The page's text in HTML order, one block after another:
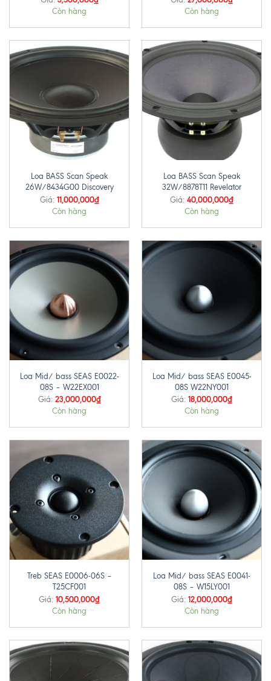
Còn hàng Còn hàng
Loa BASS Scan Speak
26W/8434G00 Discovery
Giá: 11,000,000₫
Còn hàng
Loa BASS Scan Speak
32W/8878T11 Revelator
Giá: 40,000,000₫
Còn hàng
Loa Mid/ bass SEAS E0022-
08S – W22EX001
Giá: 23,000,000₫
Còn hàng
Loa Mid/ bass SEAS E0045-
08S W22NY001
Giá: 18,000,000₫
Còn hàng
Treb SEAS E0006-06S –
T25CF001
Giá: 10,500,000₫
Còn hàng
Loa Mid/ bass SEAS E0041-
08S – W15LY001
Giá: 12,000,000₫
Còn hàng